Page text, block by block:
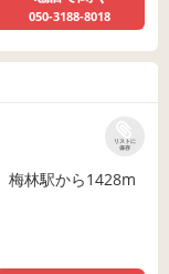
050-3188-8018
リストに
保存
梅林駅から1428m